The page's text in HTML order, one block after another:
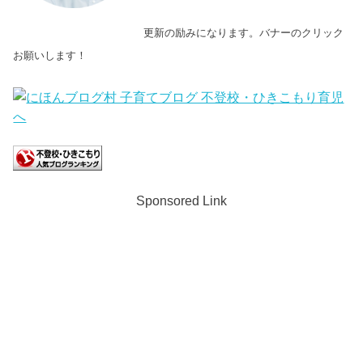
更新の励みになります。バナーのクリック
お願いします！
Sponsored Link